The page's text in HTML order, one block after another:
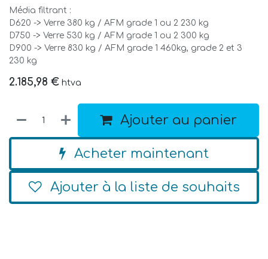
Média filtrant :
D620 -> Verre 380 kg / AFM grade 1 ou 2 230 kg
D750 -> Verre 530 kg / AFM grade 1 ou 2 300 kg
D900 -> Verre 830 kg / AFM grade 1 460kg, grade 2 et 3
230 kg
2.185,98 € htva
Ajouter au panier
Acheter maintenant
Ajouter à la liste de souhaits